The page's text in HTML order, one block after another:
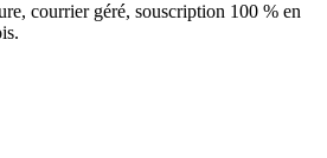
courrier géré, souscription 100 % en